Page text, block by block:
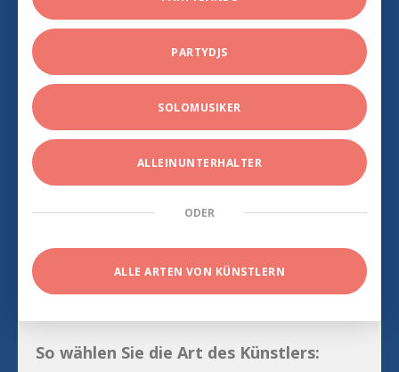
PARTYDJS
SOLOMUSIKER
ALLEINUNTERHALTER
ODER
ALLE ARTEN VON KÜNSTLERN
So wählen Sie die Art des Künstlers: